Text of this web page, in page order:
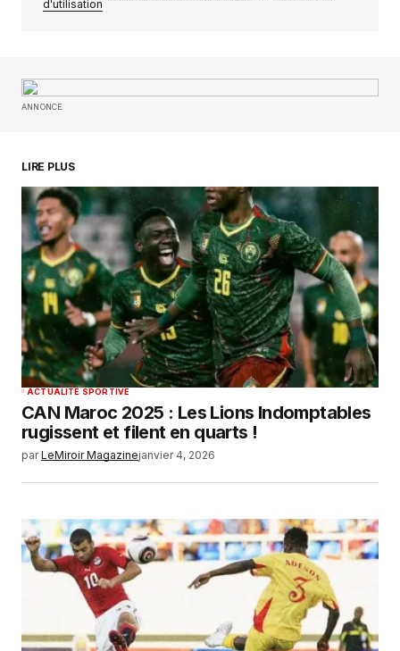
Enregistrer mon nom, mon e-mail et mon
commentaire.
SUBMIT COMMENT
d'utilisation
ANNONCE
LIRE PLUS
ACTUALITÉ SPORTIVE
CAN Maroc 2025 : Les Lions Indomptables
rugissent et filent en quarts !
par LeMiroir Magazinejanvier 4, 2026